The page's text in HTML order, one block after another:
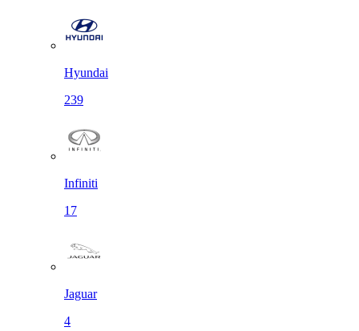
Hyundai
239
Infiniti
17
Jaguar
4